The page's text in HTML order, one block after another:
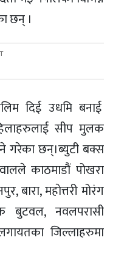
छन् ।
दिई उधमि बनाई
सीप मुलक
गरेका छन्।ब्युटी बक्स
काठमाडौं पोखरा
बारा, महाेत्तरी मोरंग
बुटवल, नवलपरासी
जिल्लाहरुमा